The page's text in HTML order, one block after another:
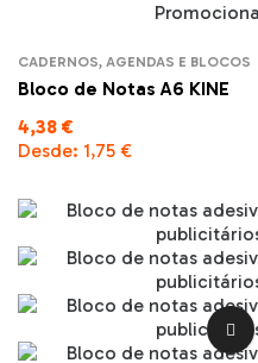
CADERNOS, AGENDAS E BLOCOS
Bloco de Notas A6 KINE
4,38 €
Desde: 1,75 €
